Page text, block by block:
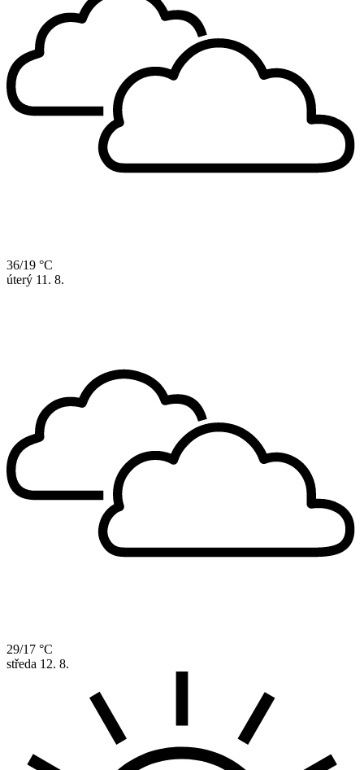
36/19 °C
úterý 11. 8.
29/17 °C
středa 12. 8.